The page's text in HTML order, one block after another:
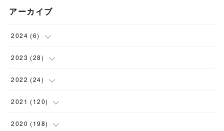
アーカイブ
2024 (6)
(1)
(1 )
(1)
( 1 )
2023 (28)
(2)
(1)
(1)
2022 (24)
(5)
(2)
2021 (120)
(12)
2020 (198)